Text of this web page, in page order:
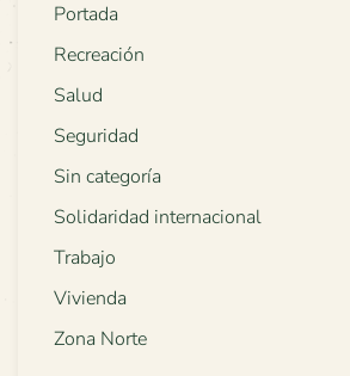
Portada
Recreación
Salud
Seguridad
Sin categoría
Solidaridad internacional
Trabajo
Vivienda
Zona Norte